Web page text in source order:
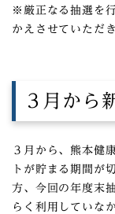
※厳正なる抽選を
かえさせていただ
３月から
３月から、熊本健
トが貯まる期間が
方、今回の年度末
らく利用していな